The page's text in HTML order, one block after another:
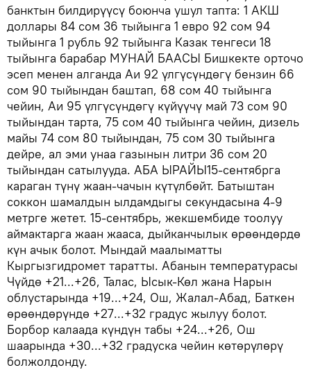
банктын билдирүүсү боюнча ушул тапта: 1 АКШ
доллары 84 сом 36 тыйынга 1 евро 92 сом 94
тыйынга 1 рубль 92 тыйынга Казак тенгеси 18
тыйынга барабар МУНАЙ БААСЫ Бишкекте орточо
эсеп менен алганда Аи 92 үлгүсүндөгү бензин 66
сом 90 тыйындан баштап, 68 сом 40 тыйынга
чейин, Аи 95 үлгүсүндөгү күйүүчү май 73 сом 90
тыйындан тарта, 75 сом 40 тыйынга чейин, дизель
майы 74 сом 80 тыйындан, 75 сом 30 тыйынга
дейре, ал эми унаа газынын литри 36 сом 20
тыйындан сатылууда. АБА ЫРАЙЫ15-сентябрга
караган түнү жаан-чачын күтүлбөйт. Батыштан
соккон шамалдын ылдамдыгы секундасына 4-9
метрге жетет. 15-сентябрь, жекшембиде тоолуу
аймактарга жаан жааса, дыйканчылык өрөөндөрдө
күн ачык болот. Мындай маалыматты
Кыргызгидромет таратты. Абанын температурасы
Чүйдө +21...+26, Талас, Ысык-Көл жана Нарын
облустарында +19...+24, Ош, Жалал-Абад, Баткен
өрөөндөрүндө +27...+32 градус жылуу болот.
Борбор калаада күндүн табы +24...+26, Ош
шаарында +30...+32 градуска чейин көтөрүлөрү
болжолдонду.